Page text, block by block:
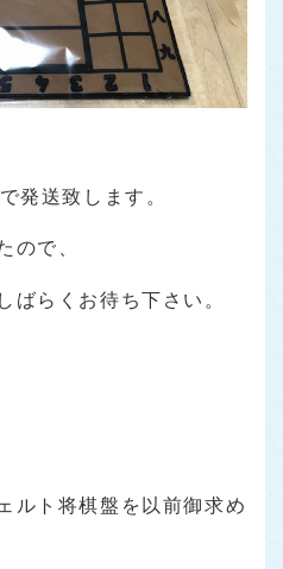
発送致します。
ので、
ばらくお待ち下さい。
ルト将棋盤を以前御求め